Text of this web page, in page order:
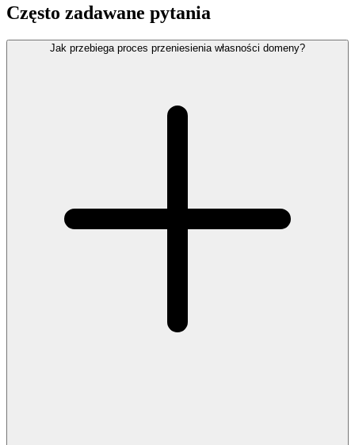
Często zadawane pytania
Jak przebiega proces przeniesienia własności domeny?